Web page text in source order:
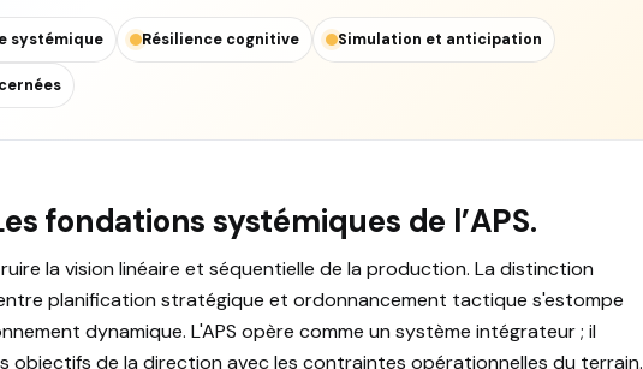
systémique Résilience cognitive Simulation et anticipation
fondations systémiques de l’APS.
la vision linéaire et séquentielle de la production. La distinction
planification stratégique et ordonnancement tactique s'estompe
dynamique. L'APS opère comme un système intégrateur ; il
objectifs de la direction avec les contraintes opérationnelles du terrain.